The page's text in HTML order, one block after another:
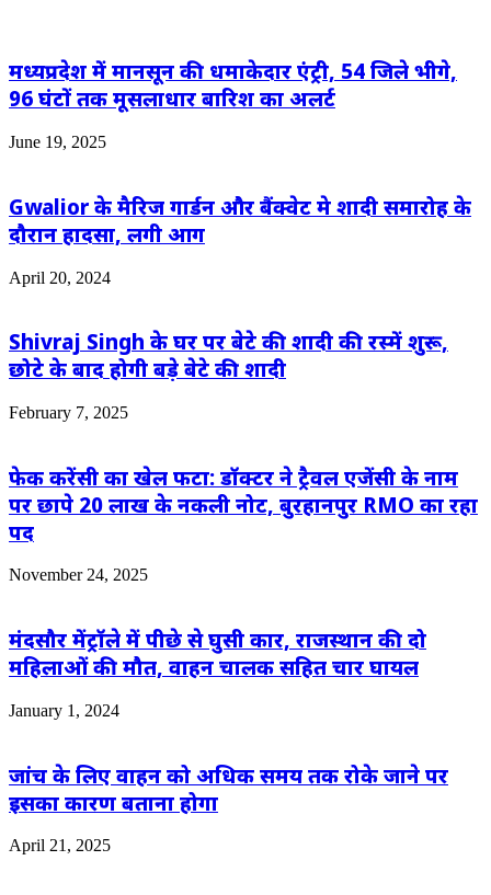
मध्यप्रदेश में मानसून की धमाकेदार एंट्री, 54 जिले भीगे,
96 घंटों तक मूसलाधार बारिश का अलर्ट
June 19, 2025
Gwalior के मैरिज गार्डन और बैंक्वेट मे शादी समारोह के
दौरान हादसा, लगी आग
April 20, 2024
Shivraj Singh के घर पर बेटे की शादी की रस्में शुरू,
छोटे के बाद होगी बड़े बेटे की शादी
February 7, 2025
फेक करेंसी का खेल फटा: डॉक्टर ने ट्रैवल एजेंसी के नाम
पर छापे 20 लाख के नकली नोट, बुरहानपुर RMO का रहा
पद
November 24, 2025
मंदसौर मेंट्रॉले में पीछे से घुसी कार, राजस्थान की दो
महिलाओं की मौत, वाहन चालक सहित चार घायल
January 1, 2024
जांच के लिए वाहन को अधिक समय तक रोके जाने पर
इसका कारण बताना होगा
April 21, 2025